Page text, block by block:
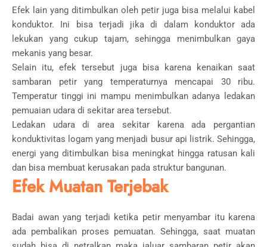
Efek lain yang ditimbulkan oleh petir juga bisa melalui kabel
konduktor. Ini bisa terjadi jika di dalam konduktor ada
lekukan yang cukup tajam, sehingga menimbulkan gaya
mekanis yang besar.
Selain itu, efek tersebut juga bisa karena kenaikan saat
sambaran petir yang temperaturnya mencapai 30 ribu.
Temperatur tinggi ini mampu menimbulkan adanya ledakan
pemuaian udara di sekitar area tersebut.
Ledakan udara di area sekitar karena ada pergantian
konduktivitas logam yang menjadi busur api listrik. Sehingga,
energi yang ditimbulkan bisa meningkat hingga ratusan kali
dan bisa membuat kerusakan pada struktur bangunan.
Efek Muatan Terjebak
Badai awan yang terjadi ketika petir menyambar itu karena
ada pembalikan proses pemuatan. Sehingga, saat muatan